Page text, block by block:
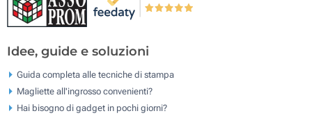
Idee, guide e soluzioni
Guida completa alle tecniche di stampa
Magliette all'ingrosso convenienti?
Hai bisogno di gadget in pochi giorni?